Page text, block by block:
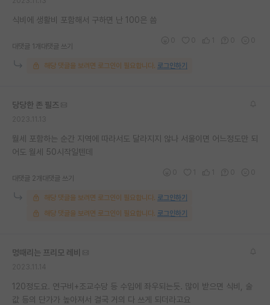
식비에 생활비 포함해서 구하면 난 100은 씀
대댓글 1개 대댓글 쓰기
해당 댓글을 보려면 로그인이 필요합니다. 로그인하기
당당한 존 필즈
월세 포함하는 순간 지역에 따라서도 달라지지 않나 서울이면 어느정도만 되
어도 월세 50시작일텐데
대댓글 2개 대댓글 쓰기
해당 댓글을 보려면 로그인이 필요합니다. 로그인하기
해당 댓글을 보려면 로그인이 필요합니다. 로그인하기
멍때리는 프리모 레비
120정도요. 연구비+조교수당 등 수입에 좌우되는듯. 많이 받으면 식비, 술
값 등의 단가가 높아져서 결국 거의 다 쓰게 되더라고요